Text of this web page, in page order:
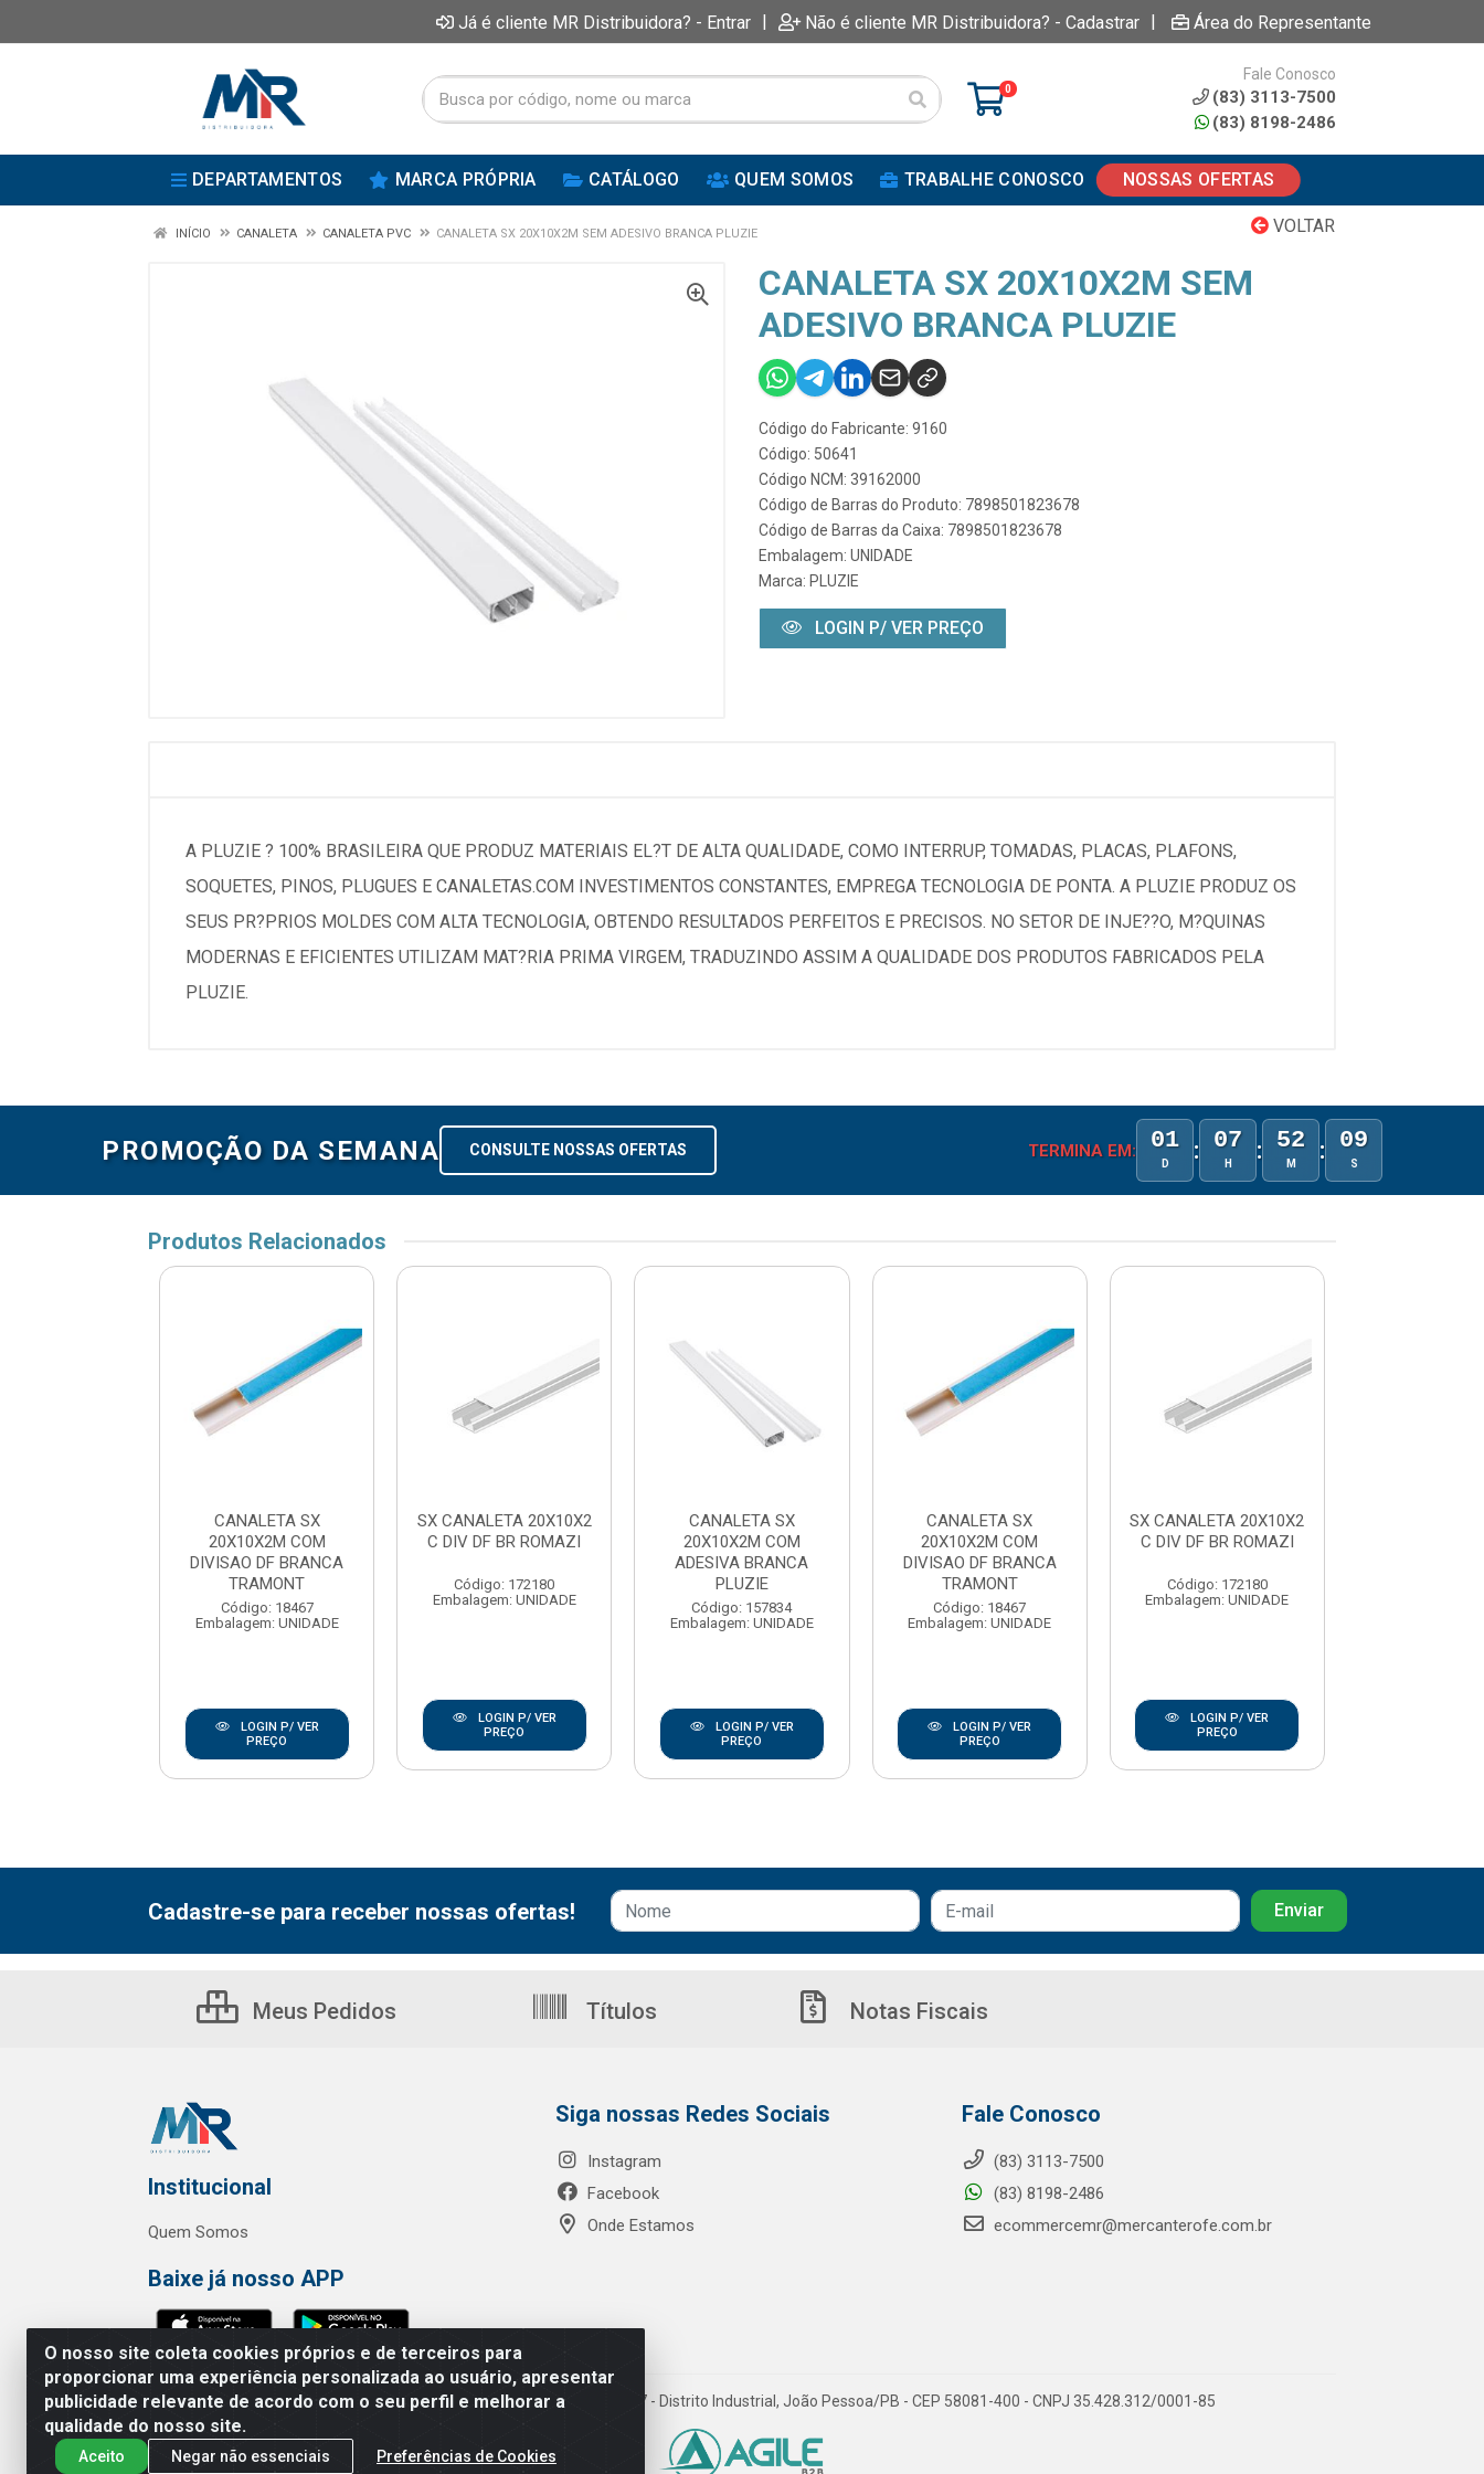
Já é cliente MR Distribuidora? - Entrar | Não é cliente MR Distribuidora? - Cadastrar | Área do Representante
0
Fale Conosco
(83) 3113-7500
(83) 8198-2486
DEPARTAMENTOS MARCA PRÓPRIA CATÁLOGO QUEM SOMOS TRABALHE CONOSCO NOSSAS OFERTAS
VOLTAR
INÍCIO CANALETA CANALETA PVC CANALETA SX 20X10X2M SEM ADESIVO BRANCA PLUZIE
CANALETA SX 20X10X2M SEM
ADESIVO BRANCA PLUZIE
Código do Fabricante: 9160
Código: 50641
Código NCM: 39162000
Código de Barras do Produto: 7898501823678
Código de Barras da Caixa: 7898501823678
Embalagem: UNIDADE
Marca: PLUZIE
LOGIN P/ VER PREÇO
A PLUZIE ? 100% BRASILEIRA QUE PRODUZ MATERIAIS EL?T DE ALTA QUALIDADE, COMO INTERRUP, TOMADAS, PLACAS, PLAFONS,
SOQUETES, PINOS, PLUGUES E CANALETAS.COM INVESTIMENTOS CONSTANTES, EMPREGA TECNOLOGIA DE PONTA. A PLUZIE PRODUZ OS
SEUS PR?PRIOS MOLDES COM ALTA TECNOLOGIA, OBTENDO RESULTADOS PERFEITOS E PRECISOS. NO SETOR DE INJE??O, M?QUINAS
MODERNAS E EFICIENTES UTILIZAM MAT?RIA PRIMA VIRGEM, TRADUZINDO ASSIM A QUALIDADE DOS PRODUTOS FABRICADOS PELA
PLUZIE.
PROMOÇÃO DA SEMANA CONSULTE NOSSAS OFERTAS TERMINA EM: 01
D : 07
H : 52
M : 09
S
Produtos Relacionados
CANALETA SX
20X10X2M COM
DIVISAO DF BRANCA
TRAMONT
Código: 18467
Embalagem: UNIDADE
LOGIN P/ VER
PREÇO
SX CANALETA 20X10X2
C DIV DF BR ROMAZI
Código: 172180
Embalagem: UNIDADE
LOGIN P/ VER
PREÇO
CANALETA SX
20X10X2M COM
ADESIVA BRANCA
PLUZIE
Código: 157834
Embalagem: UNIDADE
LOGIN P/ VER
PREÇO
CANALETA SX
20X10X2M COM
DIVISAO DF BRANCA
TRAMONT
Código: 18467
Embalagem: UNIDADE
LOGIN P/ VER
PREÇO
SX CANALETA 20X10X2
C DIV DF BR ROMAZI
Código: 172180
Embalagem: UNIDADE
LOGIN P/ VER
PREÇO
O nosso site coleta cookies próprios e de terceiros para
proporcionar uma experiência personalizada ao usuário, apresentar
publicidade relevante de acordo com o seu perfil e melhorar a
qualidade do nosso site.
Aceito Negar não essenciais Preferências de Cookies
Cadastre-se para receber nossas ofertas!
Meus Pedidos Títulos Notas Fiscais
Institucional
Quem Somos
Baixe já nosso APP
Siga nossas Redes Sociais
Instagram
Facebook
Onde Estamos
Fale Conosco
(83) 3113-7500
(83) 8198-2486
ecommercemr@mercanterofe.com.br
MR Distribuidora - Rua Hortêncio Ribeiro de Luna, 3777 - Distrito Industrial, João Pessoa/PB - CEP 58081-400 - CNPJ 35.428.312/0001-85